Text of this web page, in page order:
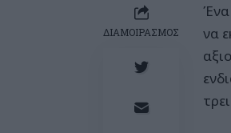
ΔΙΑΜΟΙΡΑΣΜΟΣ
Ένα
να